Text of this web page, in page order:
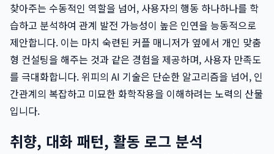
찾아주는 수동적인 역할을 넘어, 사용자의 행동 하나하나를 학
습하고 분석하여 관계 발전 가능성이 높은 인연을 능동적으로
제안합니다. 이는 마치 숙련된 커플 매니저가 옆에서 개인 맞춤
형 컨설팅을 해주는 것과 같은 경험을 제공하며, 사용자 만족도
를 극대화합니다. 위피의 AI 기술은 단순한 알고리즘을 넘어, 인
간관계의 복잡하고 미묘한 화학작용을 이해하려는 노력의 산물
입니다.
취향, 대화 패턴, 활동 로그 분석